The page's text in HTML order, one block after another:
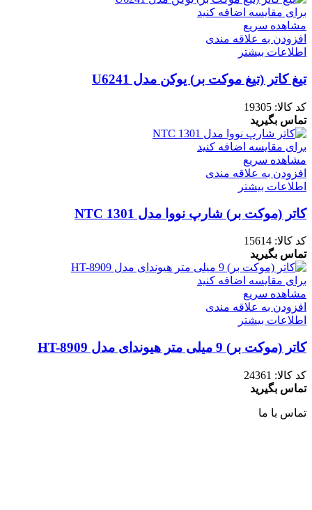
برای مقایسه اضافه کنید
مشاهده سریع
افزودن به علاقه مندی
اطلاعات بیشتر
تیغ کاتر (تیغ موکت بر) یوکن مدل U6241
کد کالا: 19305
تماس بگیرید
برای مقایسه اضافه کنید
مشاهده سریع
افزودن به علاقه مندی
اطلاعات بیشتر
کاتر (موکت بر) شارپ نووا مدل NTC 1301
کد کالا: 15614
تماس بگیرید
برای مقایسه اضافه کنید
مشاهده سریع
افزودن به علاقه مندی
اطلاعات بیشتر
کاتر (موکت بر) 9 میلی متر هیوندای مدل HT-8909
کد کالا: 24361
تماس بگیرید
تماس با ما